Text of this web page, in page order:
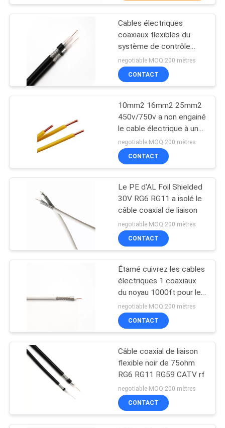
CONTRÔLE
QUALITÉ
CONTACTEZ-
NOUS
DEMANDEZ
PLAN
PRIVACY
Cables électriques
coaxiaux
Cable électrique de
HT
10
Cables électriques
de système mv
10
Cables électriques
de BT
10
Cables électriques
coaxiaux flexibles du
système de contrôle
75ohm RG6 1.02mm
negotiable MOQ:200 mètres
CONTACT
10mm2 16mm2 25mm2
450v/750v a non engainé
le cable électrique à un
noyau
negotiable MOQ:200 mètres
CONTACT
Le PE d'AL Foil Shielded
30V RG6 RG11 a isolé le
câble coaxial de liaison
negotiable MOQ:200 mètres
CONTACT
Étamé cuivrez les cables
électriques 1 coaxiaux
du noyau 1000ft pour les
antennes publiques
negotiable MOQ:200 mètres
CONTACT
Câble coaxial de liaison
flexible noir de 75ohm
RG6 RG11 RG59 CATV rf
negotiable MOQ:200 mètres
CONTACT